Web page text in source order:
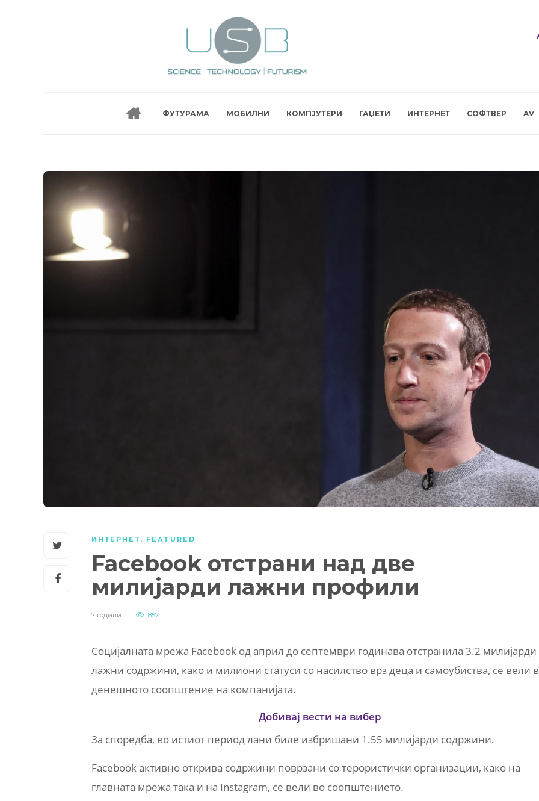
ФУТУРАМА МОБИЛНИ КОМПЈУТЕРИ ГАЏЕТИ ИНТЕРНЕТ СОФТВЕР AV
ИНТЕРНЕТ, FEATURED
Facebook отстрани над две
милијарди лажни профили
7 години 857
Социјалната мрежа Facebook од април до септември годинава отстранила 3.2 милијарди
лажни содржини, како и милиони статуси со насилство врз деца и самоубиства, се вели
денешното соопштение на компанијата.
Добивај вести на вибер
За споредба, во истиот период лани биле избришани 1.55 милијарди содржини.
Facebook активно открива содржини поврзани со терористички организации, како на
главната мрежа така и на Instagram, се вели во соопштението.